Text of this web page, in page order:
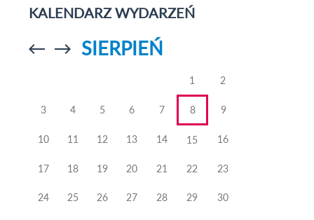
KALENDARZ WYDARZEŃ
Przejdź doPrzejdź do
SIERPIEŃ
1 2
3 4 5 6 7 8 9
10 11 12 13 14 15 16
17 18 19 20 21 22 23
24 25 26 27 28 29 30